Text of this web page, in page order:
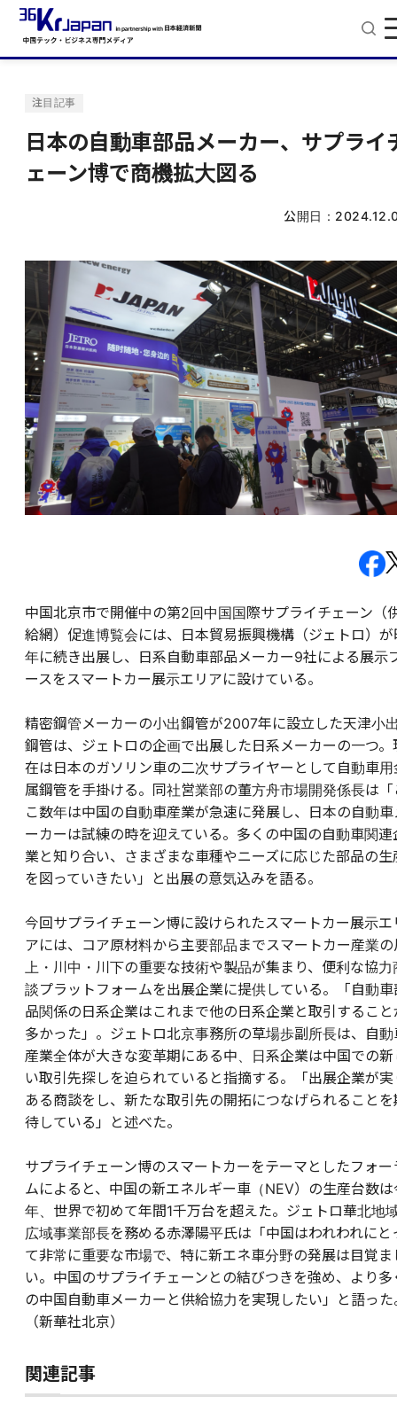
注目記事
日本の自動車部品メーカー、サプライ
ェーン博で商機拡大図る
公開日：
中国北京市で開催中の第2回中国国際サプライチェーン（
給網）促進博覧会には、日本貿易振興機構（ジェトロ）が
年に続き出展し、日系自動車部品メーカー9社による展示
ースをスマートカー展示エリアに設けている。
精密鋼管メーカーの小出鋼管が2007年に設立した天津小
鋼管は、ジェトロの企画で出展した日系メーカーの一つ。
在は日本のガソリン車の二次サプライヤーとして自動車用
属鋼管を手掛ける。同社営業部の董方舟市場開発係長は「
こ数年は中国の自動車産業が急速に発展し、日本の自動車
ーカーは試練の時を迎えている。多くの中国の自動車関連
業と知り合い、さまざまな車種やニーズに応じた部品の生
を図っていきたい」と出展の意気込みを語る。
今回サプライチェーン博に設けられたスマートカー展示エ
アには、コア原材料から主要部品までスマートカー産業の
上・川中・川下の重要な技術や製品が集まり、便利な協力
談プラットフォームを出展企業に提供している。「自動車
品関係の日系企業はこれまで他の日系企業と取引すること
多かった」。ジェトロ北京事務所の草場歩副所長は、自動
産業全体が大きな変革期にある中、日系企業は中国での新
い取引先探しを迫られていると指摘する。「出展企業が実
ある商談をし、新たな取引先の開拓につなげられることを
待している」と述べた。
サプライチェーン博のスマートカーをテーマとしたフォー
ムによると、中国の新エネルギー車（NEV）の生産台数は
年、世界で初めて年間1千万台を超えた。ジェトロ華北地
広域事業部長を務める赤澤陽平氏は「中国はわれわれにと
て非常に重要な市場で、特に新エネ車分野の発展は目覚ま
い。中国のサプライチェーンとの結びつきを強め、より多
の中国自動車メーカーと供給協力を実現したい」と語った
（新華社北京）
関連記事